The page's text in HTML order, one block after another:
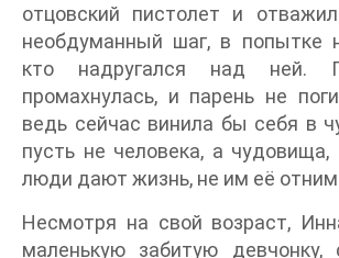
отцовский пистолет и
необдуманный шаг, в попытке
кто надругался над ней.
промахнулась, и парень не
ведь сейчас винила бы себя в
пусть не человека, а
люди дают жизнь, не им её
Несмотря на свой возраст,
маленькую забитую